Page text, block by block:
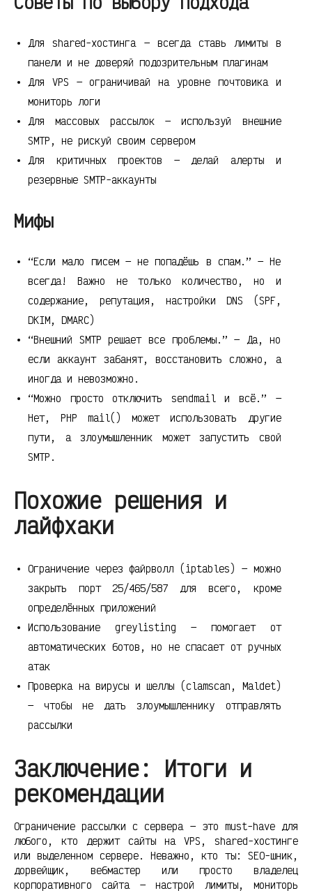
Для shared-хостинга — всегда ставь лимиты в
панели и не доверяй подозрительным плагинам
Для VPS — ограничивай на уровне почтовика и
мониторь логи
Для массовых рассылок — используй внешние
SMTP, не рискуй своим сервером
Для критичных проектов — делай алерты и
резервные SMTP-аккаунты
Мифы
“Если мало писем — не попадёшь в спам.” — Не
всегда! Важно не только количество, но и
содержание, репутация, настройки DNS (SPF,
DKIM, DMARC)
“Внешний SMTP решает все проблемы.” — Да, но
если аккаунт забанят, восстановить сложно, а
иногда и невозможно.
“Можно просто отключить sendmail и всё.” —
Нет, PHP mail() может использовать другие
пути, а злоумышленник может запустить свой
SMTP.
Похожие решения и
лайфхаки
Ограничение через файрволл (iptables) — можно
закрыть порт 25/465/587 для всего, кроме
определённых приложений
Использование greylisting — помогает от
автоматических ботов, но не спасает от ручных
атак
Проверка на вирусы и шеллы (clamscan, Maldet)
— чтобы не дать злоумышленнику отправлять
рассылки
Заключение: Итоги и
рекомендации
Ограничение рассылки с сервера — это must-have для
любого, кто держит сайты на VPS, shared-хостинге
или выделенном сервере. Неважно, кто ты: SEO-шник,
дорвейщик, вебмастер или просто владелец
корпоративного сайта — настрой лимиты, мониторь